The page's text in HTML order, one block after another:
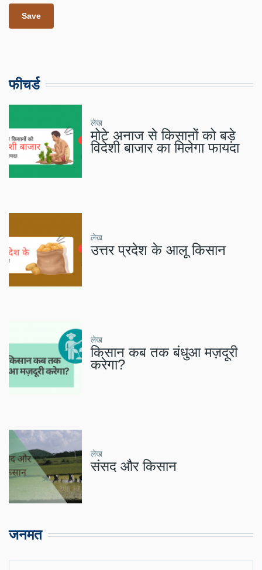
फीचर्ड
लेख
मोटे अनाज से किसानों को बड़े
विदेशी बाजार का मिलेगा फायदा
लेख
उत्तर प्रदेश के आलू किसान
लेख
किसान कब तक बंधुआ मज़दूरी
करेगा?
लेख
संसद और किसान
जनमत